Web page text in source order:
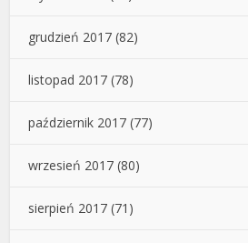
grudzień 2017 (82)
listopad 2017 (78)
październik 2017 (77)
wrzesień 2017 (80)
sierpień 2017 (71)